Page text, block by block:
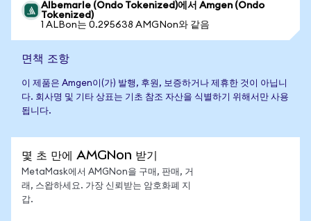
Albemarle (Ondo Tokenized)에서 Amgen (Ondo
Tokenized)
1 ALBon는 0.295638 AMGNon와 같음
면책 조항
이 제품은 Amgen이(가) 발행, 후원, 보증하거나 제휴한 것이 아닙니
다. 회사명 및 기타 상표는 기초 참조 자산을 식별하기 위해서만 사용
됩니다.
몇 초 만에 AMGNon 받기
MetaMask에서 AMGNon을 구매, 판매, 거
래, 스왑하세요. 가장 신뢰받는 암호화폐 지
갑.